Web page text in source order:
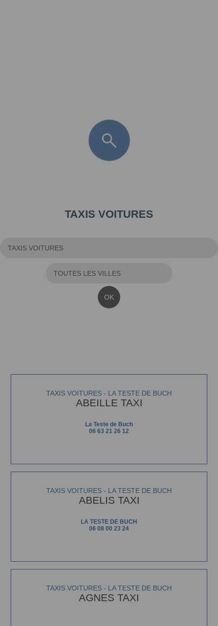
TAXIS VOITURES
TAXIS VOITURES - LA TESTE DE BUCH
ABEILLE TAXI
La Teste de Buch
06 63 21 26 12
TAXIS VOITURES - LA TESTE DE BUCH
ABELIS TAXI
LA TESTE DE BUCH
06 08 00 23 24
TAXIS VOITURES - LA TESTE DE BUCH
AGNES TAXI
OK